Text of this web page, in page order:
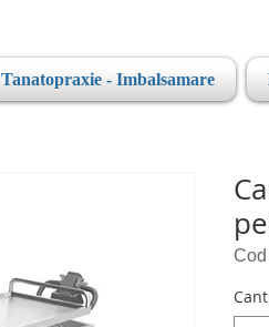
Tanatopraxie - Imbalsamare